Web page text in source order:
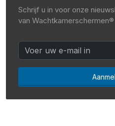
Schrijf u in voor onze
van Wachtkamerschermen®